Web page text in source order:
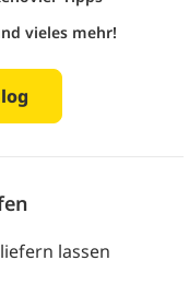
vieles mehr!
lassen